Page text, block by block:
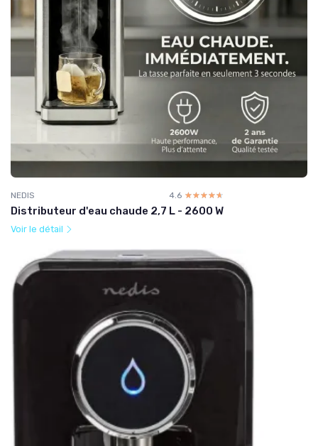
NEDIS 4.6 ☆☆☆☆☆
★★★★★
Distributeur d'eau chaude 2,7 L - 2600 W
Voir le détail